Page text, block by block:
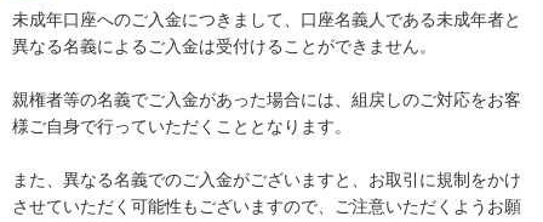
未成年口座へのご入金につきまして、口座名義人である未成年者と
異なる名義によるご入金は受付けることができません。
親権者等の名義でご入金があった場合には、組戻しのご対応をお客
様ご自身で行っていただくこととなります。
また、異なる名義でのご入金がございますと、お取引に規制をかけ
させていただく可能性もございますので、ご注意いただくようお願